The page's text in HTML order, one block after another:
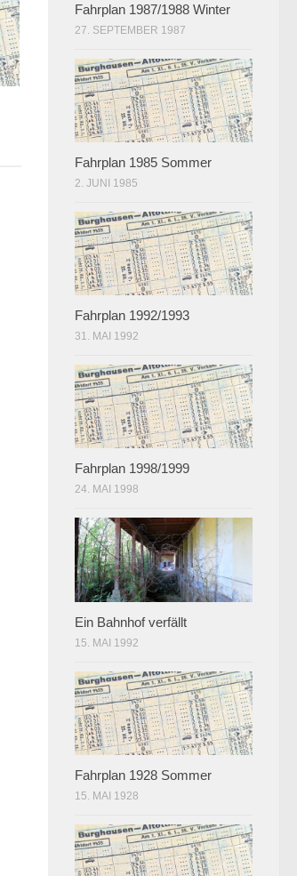
Fahrplan 1987/1988 Winter
27. SEPTEMBER 1987
Fahrplan 1985 Sommer
2. JUNI 1985
Fahrplan 1992/1993
31. MAI 1992
Fahrplan 1998/1999
24. MAI 1998
Ein Bahnhof verfällt
15. MAI 1992
Fahrplan 1928 Sommer
15. MAI 1928